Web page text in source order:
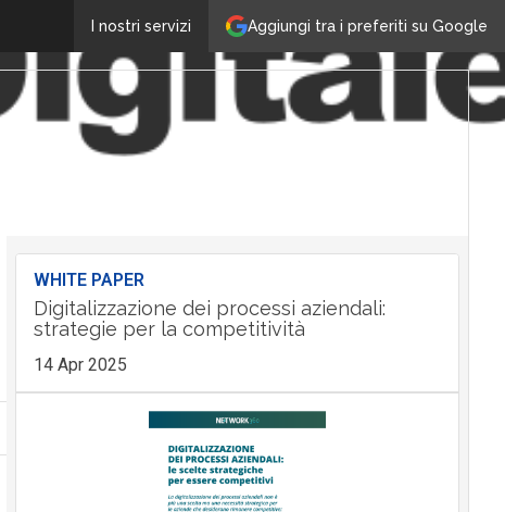
Aggiungi tra i preferiti su Google
I nostri servizi
WHITE PAPER
Digitalizzazione dei processi aziendali:
strategie per la competitività
14 Apr 2025